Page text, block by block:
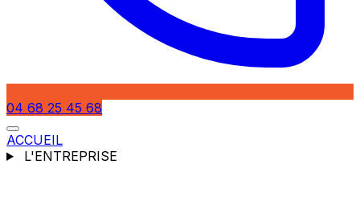
04 68 25 45 68
ACCUEIL
L'ENTREPRISE